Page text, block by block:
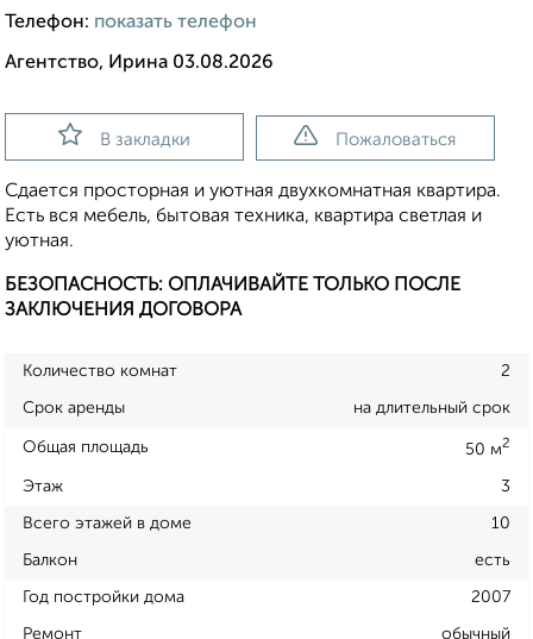
Телефон: показать телефон
Агентство, Ирина 03.08.2026
В закладки Пожаловаться
Сдается просторная и уютная двухкомнатная квартира.
Есть вся мебель, бытовая техника, квартира светлая и
уютная.
БЕЗОПАСНОСТЬ: ОПЛАЧИВАЙТЕ ТОЛЬКО ПОСЛЕ
ЗАКЛЮЧЕНИЯ ДОГОВОРА
Количество комнат 2
Срок аренды на длительный срок
Общая площадь 50 м2
Этаж 3
Всего этажей в доме 10
Балкон есть
Год постройки дома 2007
Ремонт обычный